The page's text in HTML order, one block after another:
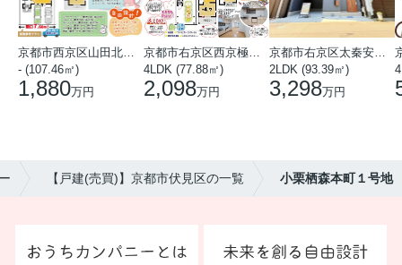
京都市西京区山田北山田町
- (107.46㎡)
1,880万円
京都市右京区西京極中沢町
4LDK (77.88㎡)
2,098万円
京都市右京区太秦安井藤ノ木町
2LDK (93.39㎡)
3,298万円
【戸建(売買)】京都市伏見区の一覧 小栗栖森本町１号地